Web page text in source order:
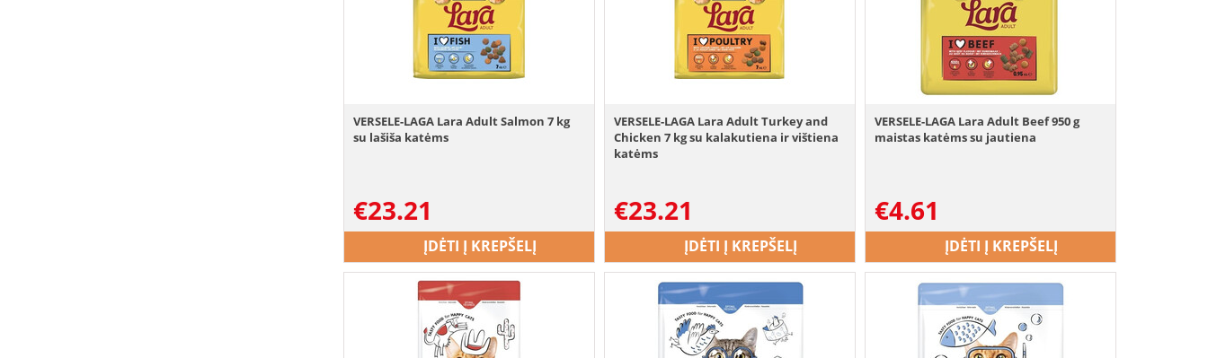
VERSELE-LAGA Lara Adult Salmon 7 kg
su lašiša katėms
€23.21
ĮDĖTI Į KREPŠELĮ
VERSELE-LAGA Lara Adult Turkey and
Chicken 7 kg su kalakutiena ir vištiena
katėms
€23.21
ĮDĖTI Į KREPŠELĮ
VERSELE-LAGA Lara Adult Beef 950 g
maistas katėms su jautiena
€4.61
ĮDĖTI Į KREPŠELĮ